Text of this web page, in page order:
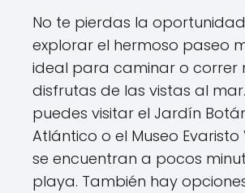
No te pierdas la
explorar el hermoso paseo
ideal para caminar o correr
disfrutas de las vistas al
puedes visitar el Jardín
Atlántico o el Museo Evaristo
se encuentran a pocos
playa. También hay